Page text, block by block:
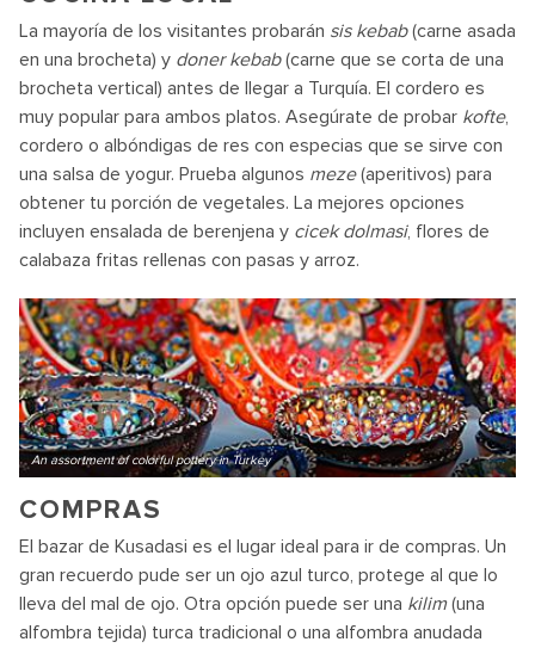
La mayoría de los visitantes probarán sis kebab(carne asada
en una brocheta) y doner kebab(carne que se corta de una
brocheta vertical) antes de llegar a Turquía. El cordero es
muy popular para ambos platos. Asegúrate de probar kofte,
cordero o albóndigas de res con especias que se sirve con
una salsa de yogur. Prueba algunos meze(aperitivos) para
obtener tu porción de vegetales. La mejores opciones
incluyen ensalada de berenjena y cicek dolmasi, flores de
calabaza fritas rellenas con pasas y arroz.
An assortment of colorful pottery in Turkey
COMPRAS
El bazar de Kusadasi es el lugar ideal para ir de compras. Un
gran recuerdo pude ser un ojo azul turco, protege al que lo
lleva del mal de ojo. Otra opción puede ser una kilim(una
alfombra tejida) turca tradicional o una alfombra anudada